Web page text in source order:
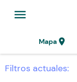
menu
Mapalocation_on
Filtros actuales: